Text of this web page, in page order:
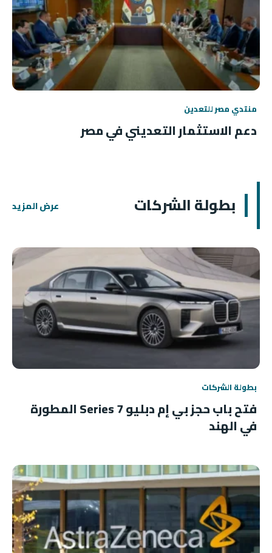
منتدي مصر للتعدين
دعم الاستثمار التعديني في مصر
بطولة الشركات عرض المزيد
بطولة الشركات
فتح باب حجز بي إم دبليو 7 Series المطورة
في الهند